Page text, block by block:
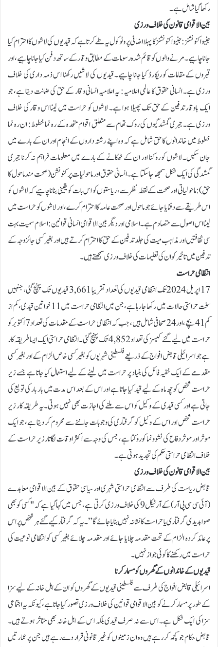
رکھا گیا شامل ہے۔
بین الاقوامی قانون کی خلاف ورزی
جنیوا کنونشنز: جنیوا کنونشنز کا پہلا اضافی پروٹوکول یہ طے کرتا ہے کہ قیدیوں کی لاشوں کا احترام کیا
جانا چاہیے۔ مرنے والوں کو قائم شدہ رسومات کے مطابق وقار کے ساتھ دفن کیا جانا چاہیے، اور
قبروں کے مقامات کو ریکارڈ کیا جانا چاہیے۔ قیدیوں کی لاشیں رکھنا اس ذمہ داری کی خلاف
ورزی ہے۔ انسانی حقوق کا عالمی اعلامیہ: یہ اعلامیہ انسانی وقار کے حق کی ضمانت دیتا ہے، جو
ایک باوقار تدفین کے حق تک پھیلا ہوا ہے۔ لاشوں کو حراست میں لینا اس وقار کی خلاف
ورزی ہے۔ جبری گمشدگیوں کی روک تھام سے متعلق اقوام متحدہ کے رہ نما خطوط: ان رہ نما
خطوط میں خاندانوں کا حق شامل ہے کہ وہ اپنے رشتہ داروں کے انجام اور ان کے بارے میں
جان سکیں۔ لاشوں کو روکنا اور ان کے ٹھکانے کے بارے میں معلومات فراہم نہ کرنا جبری
گمشدگی کی ایک شکل سمجھا جا سکتا ہے۔ انسانی حقوق اور ماحولیات پر کنونشن (صحت مند ماحول کا
حق): ماحولیاتی اور صحت کے نقطہ نظر سے، ریاستوں کو اس بات کو یقینی بنانا چاہیے کہ لاشوں کو
اس طریقے سے دفنایا جائے جو ماحول اور صحت عامہ کا احترام کرے، اور لاشوں کو حراست میں
لینا اس اصول سے متصادم ہے۔اسلامی اور دیگر بین الاقوامی انسانی قوانین: اسلام سمیت بہت
سی ثقافتیں اور مذاہب میت کی جلد تدفین کے حق کا احترام کرتے ہیں اور بغیر کسی جائز وجہ کے
تدفین میں تاخیر کو ان کی تعلیمات کی خلاف ورزی سمجھتے ہیں۔
انتظامی حراست
17 اپریل 2024 تک انتظامی قیدیوں کی تعداد تقریبا 3,661 قیدیوں تک پہنچ گئی، جنہیں
سخت حراستی حالات میں رکھا جا رہا ہے، جن میں انتظامی حراست میں 11 خواتین قیدی، کم از
کم 41 بچے، اور 24 صحافی شامل ہیں، جب کہ انتظامی حراست کے مقدمات کی تعداد 7 اکتوبر کو
حراست میں لیے گئے کیسز کی تعداد 4,852 تک پہنچ گئی۔انتظامی حراستی ایک ایسا طریقہ کار
ہے جو اسرائیلی قابض افواج کے ذریعے فلسطینی شہریوں کو بغیر کسی خاص الزام کے اور بغیر کسی
مقدمے کے ایک خفیہ فائل کی بنیاد پر حراست میں لینے کے لیے استعمال کیا جاتا ہے جسے زیر
حراست شخص کو چھ ماہ کے لیے قید کیا جاتا ہے اور اس کے بعد اس مدت میں بار بار کی تویع کی
جاتی ہے اور کسی قیدی کے وکیل کو اس سے ملنے کی اجازت بھی نہیں ہوتی۔یہ طریقہ کار زیر
حراست شخص اور اس کے وکیل کو گرفتاری کی وجوہات جاننے سے محروم کر دیتا ہے، جو ایک
موثر اور موثر دفاع کی نشوونما کو روکتا ہے، جس کی وجہ سے اکثر اوقات لگاتار زیر حراست کے
خلاف انتظامی حراستی حکم کی تجدید ہوتی ہے۔
بین الاقوامی قانون کی خلاف ورزی
قابض ریاست کی طرف سے انتظامی حراستی شہری اور سیاسی حقوق کے بین الاقوامی معاہدے
(آئی سی سی پی آر) کے آرٹیکل 9 کی خلاف ورزی کرتی ہے، جس میں کہا گیا ہے کہ "کسی کو بھی
صوابدیدی گرفتاری یا حراست کا نشانہ نہیں بنایا جائے گا”۔یہ کہ گرفتار کیے گئے ہر شخص پر اس
پرعائد کردہ الزام کے تحت مقدمہ چلایا جائے اور مقدمہ چلائے بغیر کسی کو انتظامی نوعیت کی
حراست میں رکھنے کا کوئی جواز نہیں۔
قیدیوں کے خاندانوں کے گھروں کو مسمار کرنا
اسرائیلی قابض افواج کی طرف سے فلسطینی قیدیوں کے گھروں کو ان کے اہل خانہ کے لیے سزا
کے طور پر مسمار کرنے کو بین الاقوامی قوانین کی خلاف ورزی تصور کیا جاتا ہے، کیونکہ یہ اجتماعی
سزا کی ایک شکل ہے۔ اس سے نہ صرف قیدی بلکہ اس کے اہل خانہ بھی متاثر ہوتے ہیں۔
قابض حکام جو کچھ کر رہے ہیں وہ ان زمینوں کو غیر قانونی قرار دے رہے ہیں جن پر عمارتیں